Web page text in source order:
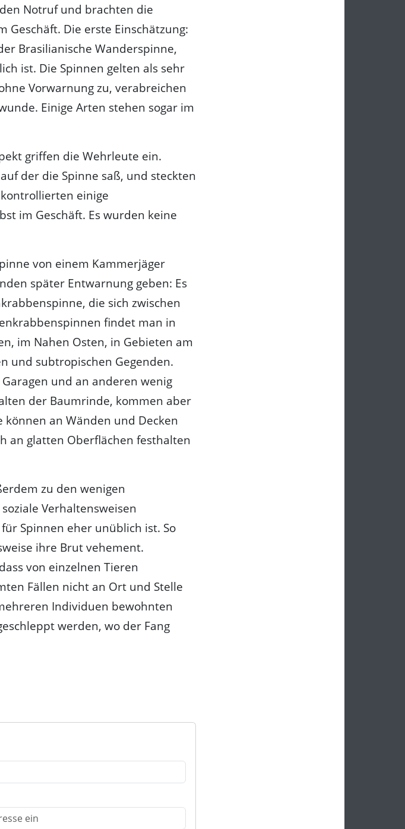
Notruf und brachten die
Geschäft. Die erste Einschätzung:
Brasilianische Wanderspinne,
ist. Die Spinnen gelten als sehr
Vorwarnung zu, verabreichen
Einige Arten stehen sogar im
griffen die Wehrleute ein.
der die Spinne saß, und steckten
einige
im Geschäft. Es wurden keine
von einem Kammerjäger
später Entwarnung geben: Es
die sich zwischen
findet man in
im Nahen Osten, in Gebieten am
und subtropischen Gegenden.
und an anderen wenig
der Baumrinde, kommen aber
können an Wänden und Decken
an glatten Oberflächen festhalten
zu den wenigen
Verhaltensweisen
Spinnen eher unüblich ist. So
ihre Brut vehement.
von einzelnen Tieren
Fällen nicht an Ort und Stelle
Individuen bewohnten
werden, wo der Fang